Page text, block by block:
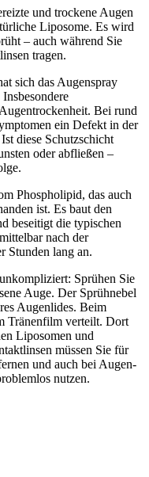
und trockene Augen
Liposome. Es wird
– auch während Sie
tragen.
sich das Augenspray
Bei rund
ein Defekt in der
diese Schutzschicht
oder abfließen –
Phospholipid, das auch
ist. Es baut den
beseitigt die typischen
nach der
Stunden lang an.
Sprühen Sie
Auge. Der Sprühnebel
Augenlides. Beim
Tränenfilm verteilt. Dort
Liposomen und
müssen Sie für
und auch bei Augen-
nutzen.